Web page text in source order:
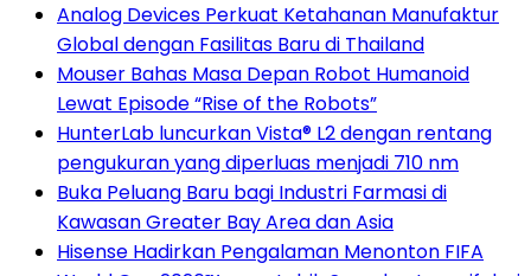
Analog Devices Perkuat Ketahanan Manufaktur
Global dengan Fasilitas Baru di Thailand
Mouser Bahas Masa Depan Robot Humanoid
Lewat Episode “Rise of the Robots”
HunterLab luncurkan Vista® L2 dengan rentang
pengukuran yang diperluas menjadi 710 nm
Buka Peluang Baru bagi Industri Farmasi di
Kawasan Greater Bay Area dan Asia
Hisense Hadirkan Pengalaman Menonton FIFA